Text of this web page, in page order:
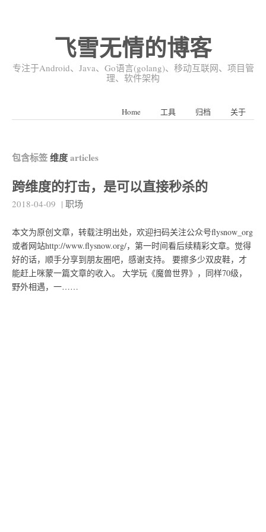
飞雪无情的博客
专注于Android、Java、Go语言(golang)、移动互联网、项目管
理、软件架构
Home 工具 归档 关于
包含标签维度articles
跨维度的打击，是可以直接秒杀的
2018-04-09 | 职场
本文为原创文章，转载注明出处，欢迎扫码关注公众号flysnow_org
或者网站http://www.flysnow.org/，第一时间看后续精彩文章。觉得
好的话，顺手分享到朋友圈吧，感谢支持。 要擦多少双皮鞋，才
能赶上咪蒙一篇文章的收入。 大学玩《魔兽世界》，同样70级，
野外相遇，一……